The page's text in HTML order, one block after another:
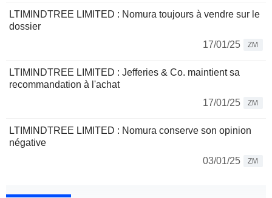
LTIMINDTREE LIMITED : Nomura toujours à vendre sur le
dossier
17/01/25
ZM
LTIMINDTREE LIMITED : Jefferies & Co. maintient sa
recommandation à l'achat
17/01/25
ZM
LTIMINDTREE LIMITED : Nomura conserve son opinion
négative
03/01/25
ZM